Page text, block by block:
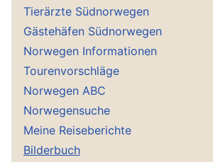
Tierärzte Südnorwegen
Gästehäfen Südnorwegen
Norwegen Informationen
Tourenvorschläge
Norwegen ABC
Norwegensuche
Meine Reiseberichte
Bilderbuch